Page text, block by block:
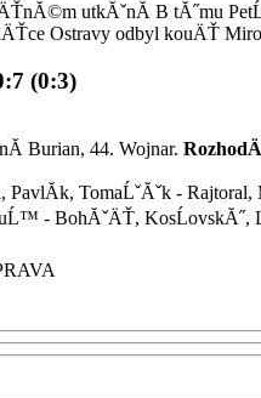
utkĂˇnĂ­ B tĂ˝mu
Ostravy odbyl kouÄŤ
(0:3)
Burian, 44. Wojnar.
TomaĹˇĂˇk -
- BohĂˇÄŤ,